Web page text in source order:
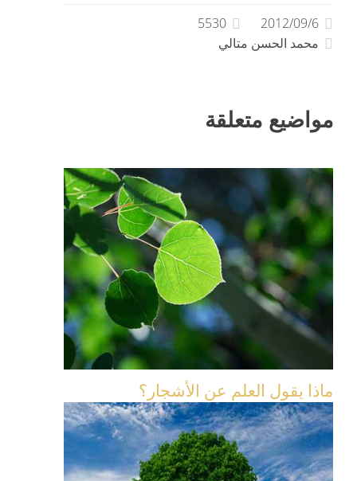
2012/09/6
5530
محمد الحسن متالي
مواضيع متعلقة
ماذا يقول العلم عن الأشجار؟